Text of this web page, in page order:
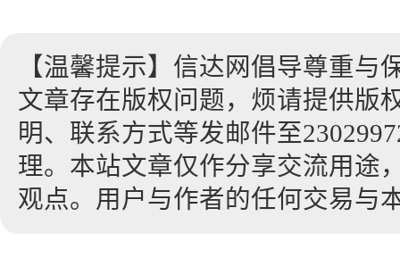
【温馨提示】信达网倡导尊重与
文章存在版权问题，烦请提供版
明、联系方式等发邮件至
理。本站文章仅作分享交流用途
观点。用户与作者的任何交易与